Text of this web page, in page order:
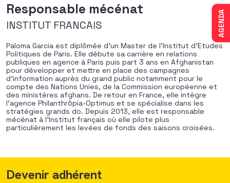
AGENDA
Responsable mécénat
INSTITUT FRANCAIS
Paloma Garcia est diplômée d’un Master de l’Institut d’Etudes
Politiques de Paris. Elle débute sa carrière en relations
publiques en agence à Paris puis part 3 ans en Afghanistan
pour développer et mettre en place des campagnes
d’information auprès du grand public notamment pour le
compte des Nations Unies, de la Commission européenne et
des ministères afghans. De retour en France, elle intègre
l’agence Philanthrôpia-Optimus et se spécialise dans les
stratégies grands do. Depuis 2013, elle est responsable
mécénat à l’Institut français où elle pilote plus
particulièrement les levées de fonds des saisons croisées.
Devenir adhérent